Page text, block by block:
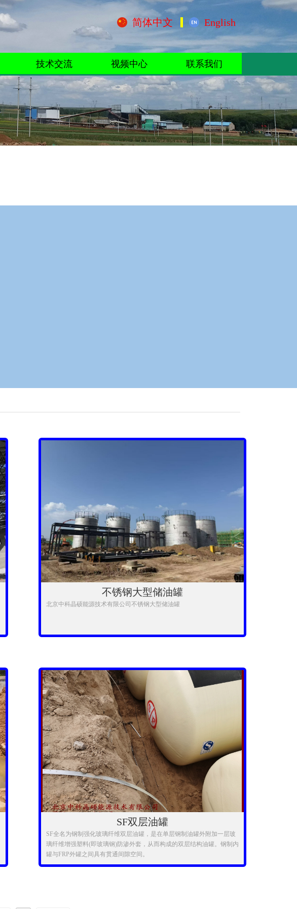
技术交流 视频中心 联系我们
简体中文 English
不锈钢大型储油罐
北京中科晶硕能源技术有限公司不锈钢大型储油罐
SF双层油罐
SF全名为钢制强化玻璃纤维双层油罐，是在单层钢制油罐外附加一层玻
璃纤维增强塑料(即玻璃钢)防渗外套，从而构成的双层结构油罐。钢制内
罐与FRP外罐之间具有贯通间隙空间。